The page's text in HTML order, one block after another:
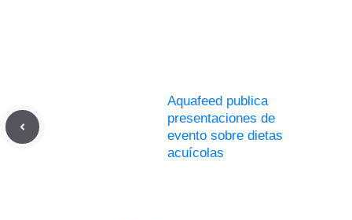
Aquafeed publica
presentaciones de
evento sobre dietas
acuícolas